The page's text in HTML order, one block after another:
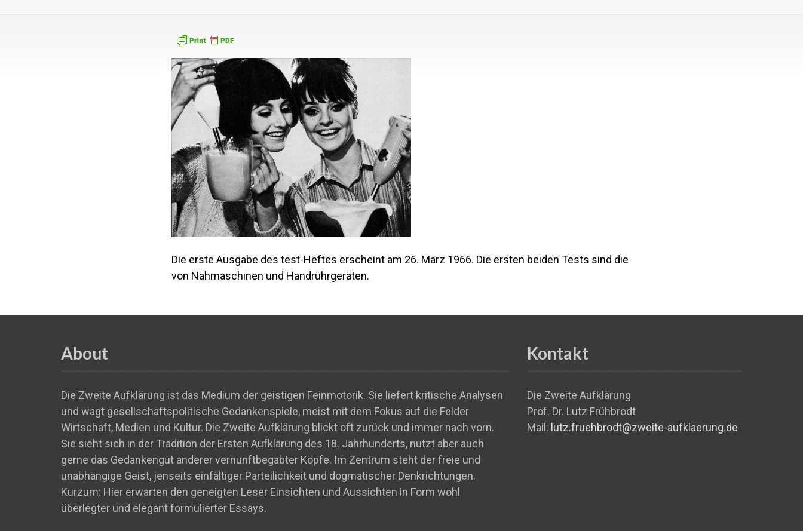
Die erste Ausgabe des test-Heftes erscheint am 26. März 1966. Die ersten beiden Tests sind die
von Nähmaschinen und Handrührgeräten.
About
Die Zweite Aufklärung ist das Medium der geistigen Feinmotorik. Sie liefert kritische Analysen
und wagt gesellschaftspolitische Gedankenspiele, meist mit dem Fokus auf die Felder
Wirtschaft, Medien und Kultur. Die Zweite Aufklärung blickt oft zurück und immer nach vorn.
Sie sieht sich in der Tradition der Ersten Aufklärung des 18. Jahrhunderts, nutzt aber auch
gerne das Gedankengut anderer vernunftbegabter Köpfe. Im Zentrum steht der freie und
unabhängige Geist, jenseits einfältiger Parteilichkeit und dogmatischer Denkrichtungen.
Kurzum: Hier erwarten den geneigten Leser Einsichten und Aussichten in Form wohl
überlegter und elegant formulierter Essays.
Kontakt
Die Zweite Aufklärung
Prof. Dr. Lutz Frühbrodt
Mail: lutz.fruehbrodt@zweite-aufklaerung.de